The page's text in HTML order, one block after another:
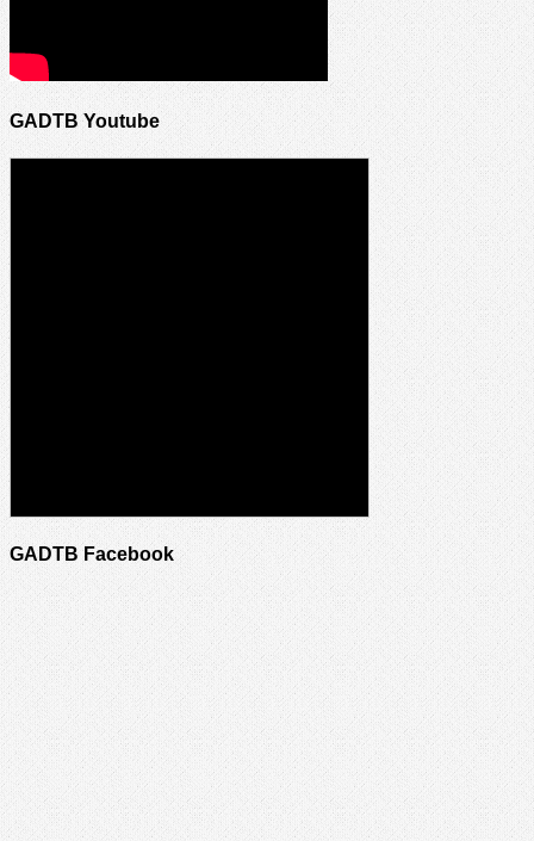
GADTB Youtube
GADTB Facebook